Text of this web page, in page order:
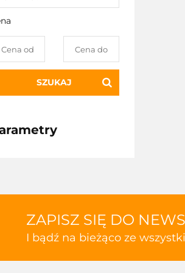
SZUKAJ
ZAPISZ SIĘ DO
I bądź na bieżąco ze